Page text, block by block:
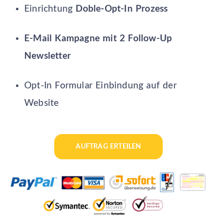
Einrichtung Doble-Opt-In Prozess
E-Mail Kampagne mit 2 Follow-Up
Newsletter
Opt-In Formular Einbindung auf der
Website
AUFTRAG ERTEILEN